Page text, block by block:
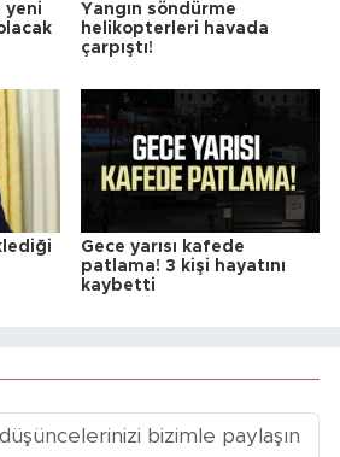
yeni
Yangın söndürme
helikopterleri havada
çarpıştı!
Gece yarısı kafede
patlama! 3 kişi hayatını
kaybetti